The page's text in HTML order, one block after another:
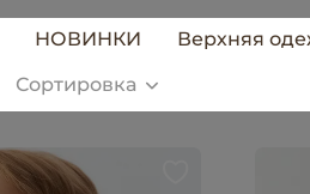
НОВИНКИ Верхняя
Сортировка